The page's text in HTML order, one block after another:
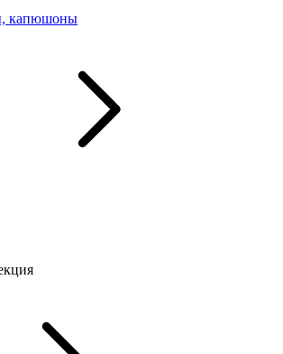
капюшоны